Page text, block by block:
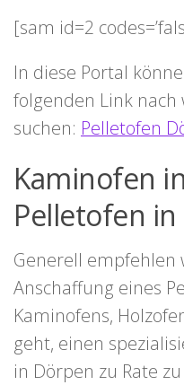
[sam id=2
In diese Portal
folgenden Link nach
suchen: Pelletofen
Kaminofen
Pelletofen
Generell empfehlen
Anschaffung eines
Kaminofens,
geht, einen
in Dörpen zu Rate